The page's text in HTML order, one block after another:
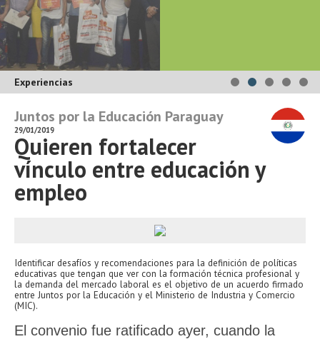
Experiencias
Juntos por la Educación Paraguay
29/01/2019
Quieren fortalecer
vínculo entre educación y
empleo
Identificar desafíos y recomendaciones para la definición de políticas
educativas que tengan que ver con la formación técnica profesional y
la demanda del mercado laboral es el objetivo de un acuerdo firmado
entre Juntos por la Educación y el Ministerio de Industria y Comercio
(MIC).
El convenio fue ratificado ayer, cuando la